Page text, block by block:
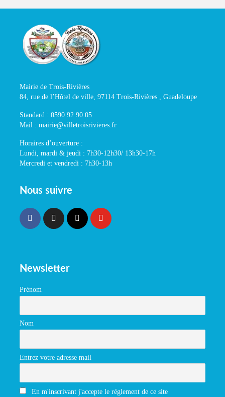
Mairie de Trois-Rivières
84, rue de l’Hôtel de ville, 97114 Trois-Rivières , Guadeloupe
Standard : 0590 92 90 05
Mail : mairie@villetroisrivieres.fr
Horaires d’ouverture :
Lundi, mardi & jeudi : 7h30-12h30/ 13h30-17h
Mercredi et vendredi : 7h30-13h
Nous suivre
Newsletter
Prénom
Nom
Entrez votre adresse mail
En m'inscrivant j'accepte le réglement de ce site